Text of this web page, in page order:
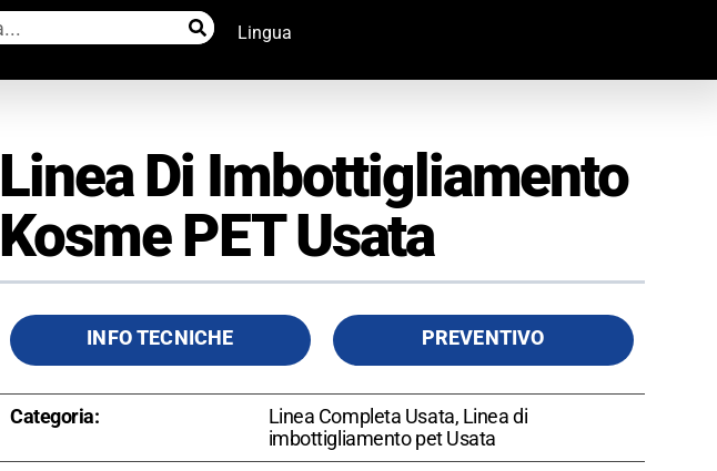
Lingua
Linea Di Imbottigliamento
Kosme PET Usata
INFO TECNICHE PREVENTIVO
Categoria:
Linea Completa Usata, Linea di
imbottigliamento pet Usata